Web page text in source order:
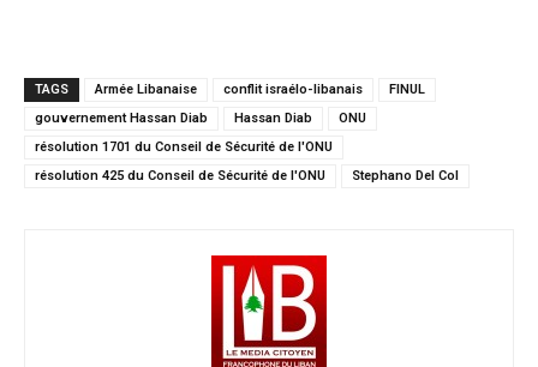
TAGS Armée Libanaise conflit israélo-libanais
FINUL
gouvernement Hassan Diab
Hassan Diab
ONU
résolution 1701 du Conseil de Sécurité de l'ONU
résolution 425 du Conseil de Sécurité de l'ONU
Stephano Del Col